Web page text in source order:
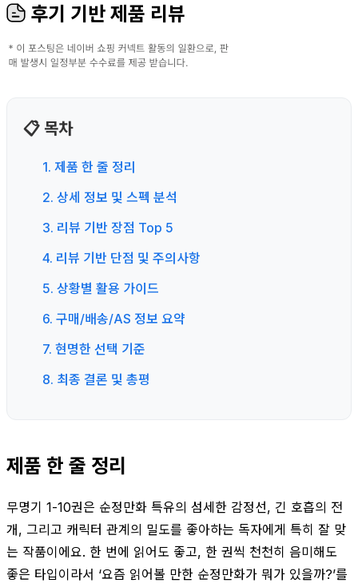
후기 기반 제품 리뷰
📋 목차
1. 제품 한 줄 정리
2. 상세 정보 및 스펙 분석
3. 리뷰 기반 장점 Top 5
4. 리뷰 기반 단점 및 주의사항
5. 상황별 활용 가이드
6. 구매/배송/AS 정보 요약
7. 현명한 선택 기준
8. 최종 결론 및 총평
제품 한 줄 정리
무명기 1-10권은 순정만화 특유의 섬세한 감정선, 긴 호흡의 전
개, 그리고 캐릭터 관계의 밀도를 좋아하는 독자에게 특히 잘 맞
는 작품이에요. 한 번에 읽어도 좋고, 한 권씩 천천히 음미해도
좋은 타입이라서 ‘요즘 읽어볼 만한 순정만화가 뭐가 있을까?’를